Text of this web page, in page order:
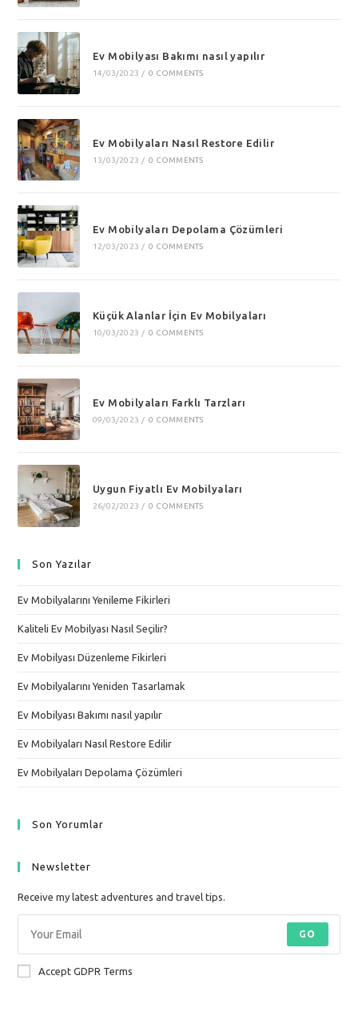
Ev Mobilyası Bakımı nasıl yapılır
14/03/2023 / 0 COMMENTS
Ev Mobilyaları Nasıl Restore Edilir
13/03/2023 / 0 COMMENTS
Ev Mobilyaları Depolama Çözümleri
12/03/2023 / 0 COMMENTS
Küçük Alanlar İçin Ev Mobilyaları
10/03/2023 / 0 COMMENTS
Ev Mobilyaları Farklı Tarzları
09/03/2023 / 0 COMMENTS
Uygun Fiyatlı Ev Mobilyaları
26/02/2023 / 0 COMMENTS
Son Yazılar
Ev Mobilyalarını Yenileme Fikirleri
Kaliteli Ev Mobilyası Nasıl Seçilir?
Ev Mobilyası Düzenleme Fikirleri
Ev Mobilyalarını Yeniden Tasarlamak
Ev Mobilyası Bakımı nasıl yapılır
Ev Mobilyaları Nasıl Restore Edilir
Ev Mobilyaları Depolama Çözümleri
Son Yorumlar
Newsletter
Receive my latest adventures and travel tips.
GO
Accept GDPR Terms